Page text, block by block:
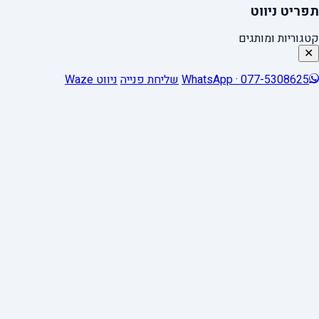
תפריט ניווט
קטגוריות ומותגים
✕
WhatsApp · 077-5308625שליחת פנייהניווט Waze